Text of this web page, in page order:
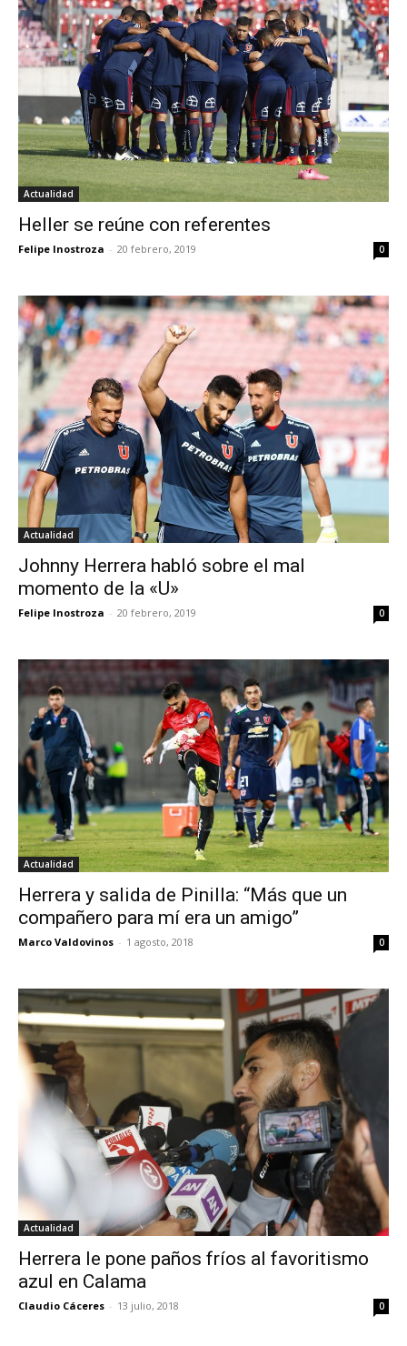
Actualidad
Heller se reúne con referentes
Felipe Inostroza - 20 febrero, 2019 0
Actualidad
Johnny Herrera habló sobre el mal
momento de la «U»
Felipe Inostroza - 20 febrero, 2019 0
Actualidad
Herrera y salida de Pinilla: “Más que un
compañero para mí era un amigo”
Marco Valdovinos - 1 agosto, 2018 0
Actualidad
Herrera le pone paños fríos al favoritismo
azul en Calama
Claudio Cáceres - 13 julio, 2018 0